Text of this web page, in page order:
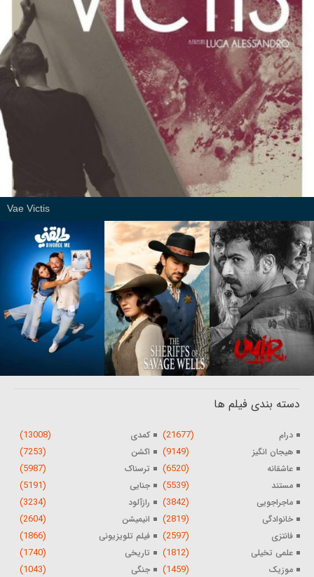
Vae Victis
دسته بندی فیلم ها
درام (21677) کمدی (13008)
هیجان انگیز (9149) اکشن (7253)
عاشقانه (6520) ترسناک (5987)
مستند (5539) جنایی (5191)
ماجراجویی (3842) رازآلود (3234)
خانوادگی (2819) انیمیشن (2604)
فانتزی (2597) فیلم تلویزیونی (1866)
علمی تخیلی (1812) تاریخی (1740)
موزیک (1459) جنگی (1043)